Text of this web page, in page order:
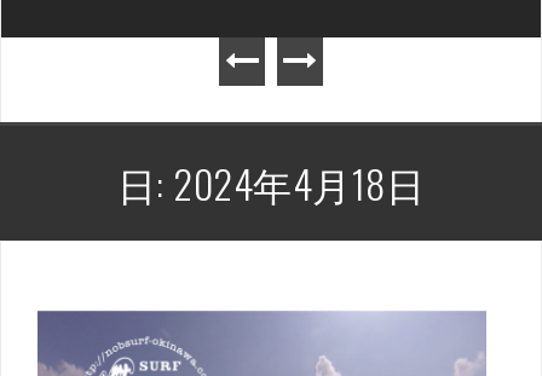
日: 2024年4月18日